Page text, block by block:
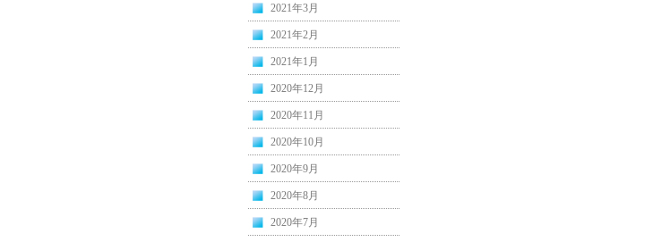
2021年3月
2021年2月
2021年1月
2020年12月
2020年11月
2020年10月
2020年9月
2020年8月
2020年7月